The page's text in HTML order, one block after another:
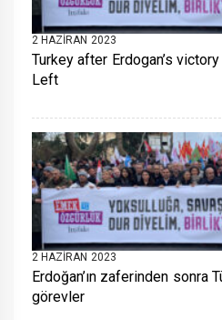
2 HAZIRAN 2023
Turkey after Erdogan’s
Left
2 HAZIRAN 2023
Erdoğan’ın zaferinden sonra
görevler